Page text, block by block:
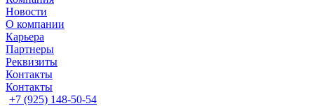
Новости
О компании
Карьера
Партнеры
Реквизиты
Контакты
Контакты
+7 (925) 148-50-54